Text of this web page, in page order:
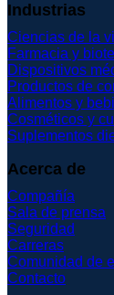
Industrias
Ciencias de la
Farmacia y
Dispositivos
Productos de
Alimentos y
Cosméticos y
Suplementos
Acerca de
Compañía
Sala de prensa
Seguridad
Carreras
Comunidad de
Contacto